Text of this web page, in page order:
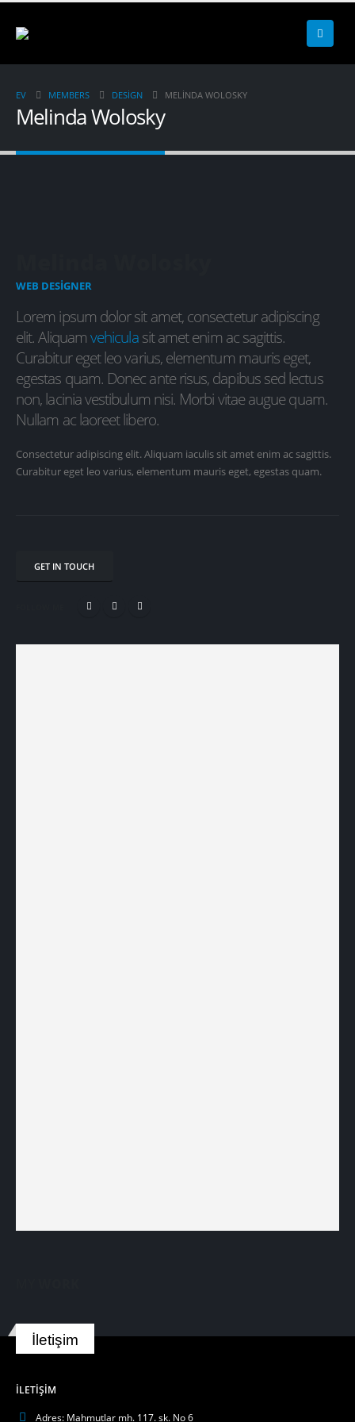
EV MEMBERS DESIGN MELINDA WOLOSKY
Melinda Wolosky
WEB DESIGNER
Lorem ipsum dolor sit amet, consectetur adipiscing
elit. Aliquamvehiculasit amet enim ac sagittis.
Curabitur eget leo varius, elementum mauris eget,
egestas quam. Donec ante risus, dapibus sed lectus
non, lacinia vestibulum nisi. Morbi vitae augue quam.
Nullam ac laoreet libero.
Consectetur adipiscing elit. Aliquam iaculis sit amet enim ac sagittis.
Curabitur eget leo varius, elementum mauris eget, egestas quam.
GET IN TOUCH
İletişim
İLETIŞIM
Adres: Mahmutlar mh. 117. sk. No 6